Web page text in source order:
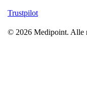
Trustpilot
© 2026 Medipoint. Alle